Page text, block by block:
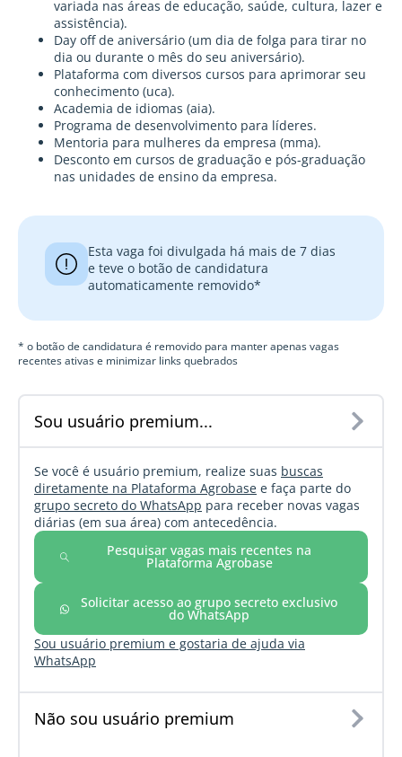
variada nas áreas de educação, saúde, cultura, lazer e
assistência).
Day off de aniversário (um dia de folga para tirar no
dia ou durante o mês do seu aniversário).
Plataforma com diversos cursos para aprimorar seu
conhecimento (uca).
Academia de idiomas (aia).
Programa de desenvolvimento para líderes.
Mentoria para mulheres da empresa (mma).
Desconto em cursos de graduação e pós-graduação
nas unidades de ensino da empresa.
Esta vaga foi divulgada há mais de 7 dias
e teve o botão de candidatura
automaticamente removido*
* o botão de candidatura é removido para manter apenas vagas
recentes ativas e minimizar links quebrados
Sou usuário premium...
Se você é usuário premium, realize suas buscas
diretamente na Plataforma Agrobase e faça parte do
grupo secreto do WhatsApp para receber novas vagas
diárias (em sua área) com antecedência.
Pesquisar vagas mais recentes na
Plataforma Agrobase
Solicitar acesso ao grupo secreto exclusivo
do WhatsApp
Sou usuário premium e gostaria de ajuda via
WhatsApp
Não sou usuário premium